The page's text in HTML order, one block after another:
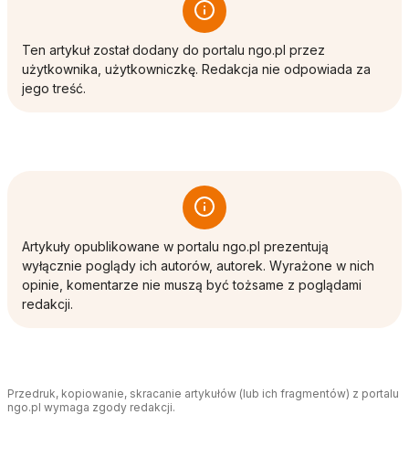
Ten artykuł został dodany do portalu ngo.pl przez
użytkownika, użytkowniczkę. Redakcja nie odpowiada za
jego treść.
Artykuły opublikowane w portalu ngo.pl prezentują
wyłącznie poglądy ich autorów, autorek. Wyrażone w nich
opinie, komentarze nie muszą być tożsame z poglądami
redakcji.
Przedruk, kopiowanie, skracanie artykułów (lub ich fragmentów) z portalu
ngo.pl wymaga zgody redakcji.